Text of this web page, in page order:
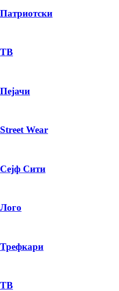
PRODUCT
ПЛАТИ ПРИ ДОСТАВА ВО КЕШ
Патриотски
ТВ
Пејачи
Street Wear
Сејф Сити
Лого
Трефкари
ТВ